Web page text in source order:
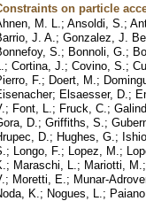
on particle
M. L. ; Ansoldi, S. ;
J. A. ; Gonzalez, J.
S. ; Bonnoli, G. ;
; Cortina, J. ; Covino, S. ;
F. ; Doert, M. ;
; Elsaesser, D. ;
; Font, L. ; Fruck, C. ;
D. ; Griffiths, S. ;
D. ; Hughes, G. ;
; Longo, F. ; Lopez, M. ;
; Maraschi, L. ; Mariotti, M.
; Moretti, E. ; Munar-
K. ; Nogues, L. ;